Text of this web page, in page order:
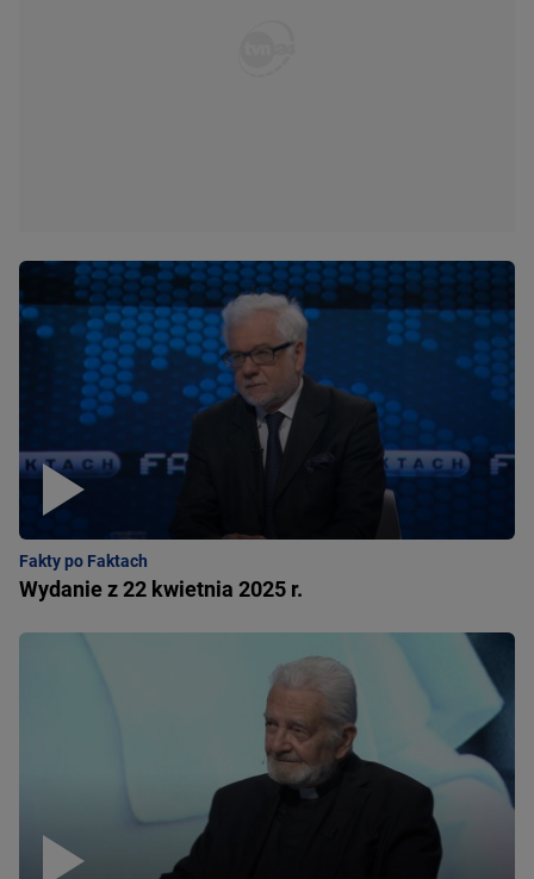
Fakty po Faktach
Wydanie z 22 kwietnia 2025 r.